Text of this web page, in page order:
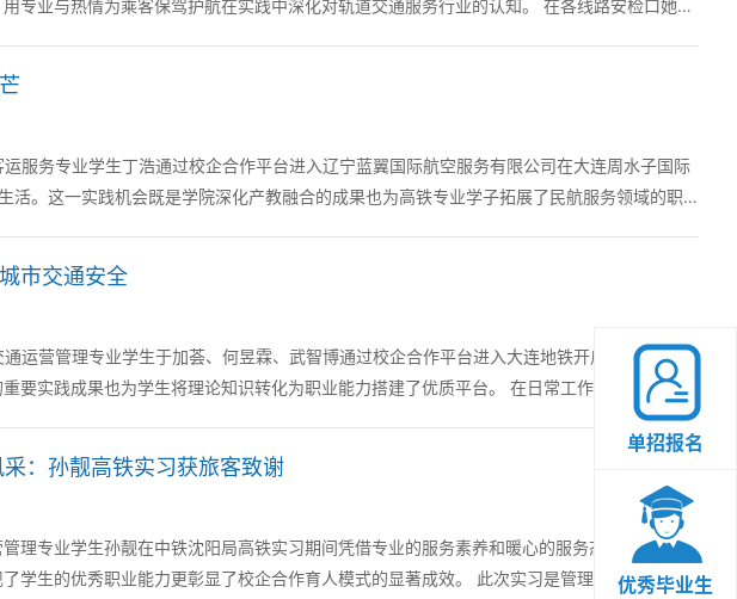
热情为乘客保驾护航在实践中深化对轨道交通服务行业的认知。 在各线路安检口她们
服务专业学生丁浩通过校企合作平台进入辽宁蓝翼国际航空服务有限公司在大连周水子国际
活。这一实践机会既是学院深化产教融合的成果也为高铁专业学子拓展了民航服务领域的职
市交通安全
运营管理专业学生于加荟、何昱霖、武智博通过校企合作平台进入大连地铁开启了安检员实
果也为学生将理论知识转化为职业能力搭建了优质平台。 在日常工作中几位同学主
：孙靓高铁实习获旅客致谢
理专业学生孙靓在中铁沈阳局高铁实习期间凭借专业的服务素养和暖心的服务态度赢得旅客
职业能力更彰显了校企合作育人模式的显著成效。 此次实习是管理工程系与中铁
单招报名
优秀毕业生